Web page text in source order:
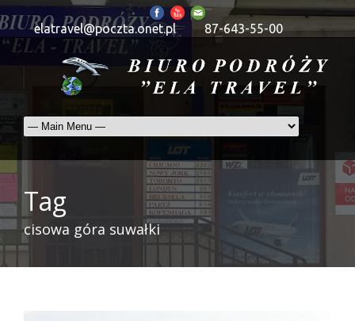
elatravel@poczta.onet.pl 87-643-55-00
Tag
cisowa góra suwałki